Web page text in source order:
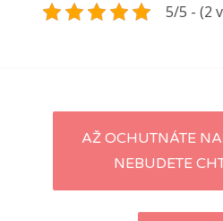
5/5 - (2
Navigace
AŽ OCHUTNÁTE
NEBUDETE